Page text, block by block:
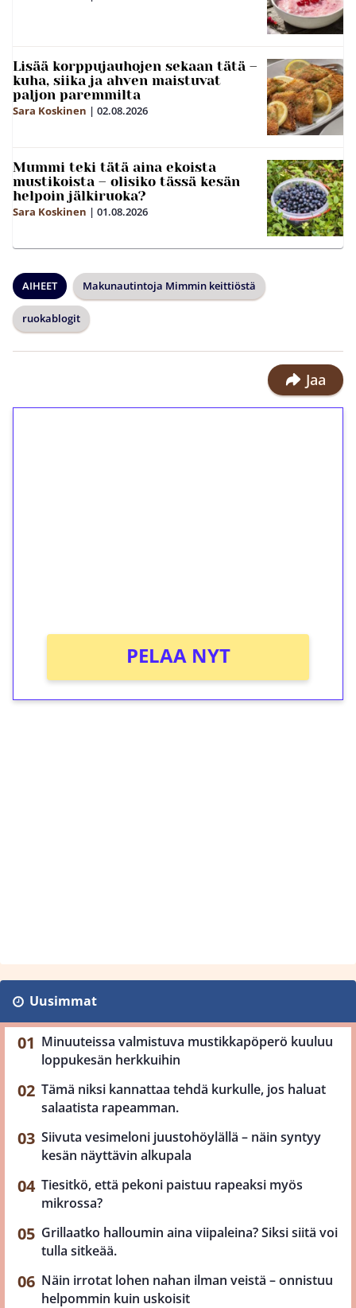
Lisää korppujauhojen sekaan tätä –
kuha, siika ja ahven maistuvat
paljon paremmilta
Sara Koskinen | 02.08.2026
Mummi teki tätä aina ekoista
mustikoista – olisiko tässä kesän
helpoin jälkiruoka?
Sara Koskinen | 01.08.2026
AIHEET Makunautintoja Mimmin keittiöstä
ruokablogit
Jaa
PELAA NYT
Uusimmat
Minuuteissa valmistuva mustikkapöperö kuuluu
loppukesän herkkuihin
Tämä niksi kannattaa tehdä kurkulle, jos haluat
salaatista rapeamman.
Siivuta vesimeloni juustohöylällä – näin syntyy
kesän näyttävin alkupala
Tiesitkö, että pekoni paistuu rapeaksi myös
mikrossa?
Grillaatko halloumin aina viipaleina? Siksi siitä voi
tulla sitkeää.
Näin irrotat lohen nahan ilman veistä – onnistuu
helpommin kuin uskoisit